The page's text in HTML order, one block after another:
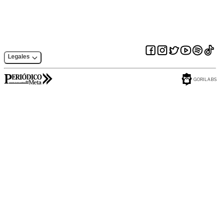
Legales
GORILABS